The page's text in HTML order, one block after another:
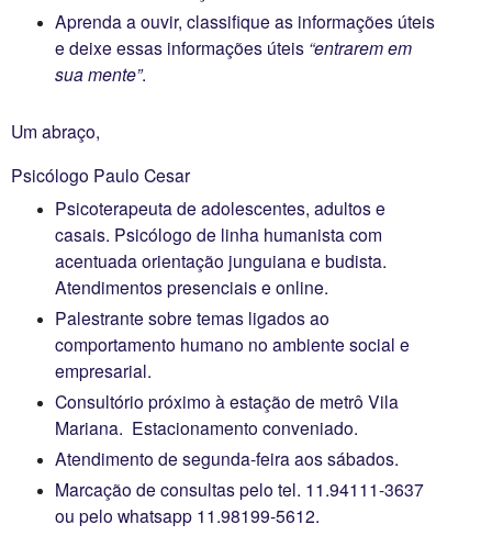
Aprenda a ouvir, classifique as informações úteis
e deixe essas informações úteis “entrarem em
sua mente”.
Um abraço,
Psicólogo Paulo Cesar
Psicoterapeuta de adolescentes, adultos e
casais. Psicólogo de linha humanista com
acentuada orientação junguiana e budista.
Atendimentos presenciais e online.
Palestrante sobre temas ligados ao
comportamento humano no ambiente social e
empresarial.
Consultório próximo à estação de metrô Vila
Mariana. Estacionamento conveniado.
Atendimento de segunda-feira aos sábados.
Marcação de consultas pelo tel. 11.94111-3637
ou pelo whatsapp 11.98199-5612.